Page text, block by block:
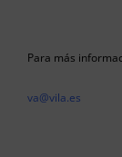
Para más
va@vila.es